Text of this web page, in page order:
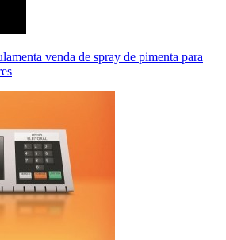
venda de spray de pimenta para